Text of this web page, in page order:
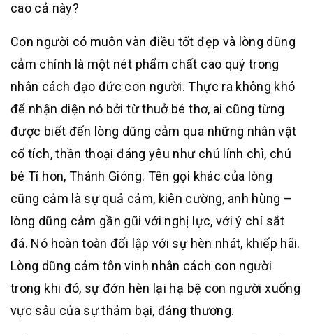
cao cả này?
Con người có muôn vàn điều tốt đẹp và lòng dũng
cảm chính là một nét phẩm chất cao quý trong
nhân cách đạo đức con người. Thực ra không khó
để nhận diện nó bởi từ thuở bé thơ, ai cũng từng
được biết đến lòng dũng cảm qua những nhân vật
cổ tích, thần thoại đáng yêu như chú lính chì, chú
bé Tí hon, Thánh Gióng. Tên gọi khác của lòng
cũng cảm là sự quả cảm, kiên cường, anh hùng –
lòng dũng cảm gần gũi với nghị lực, với ý chí sắt
đá. Nó hoàn toàn đối lập với sự hèn nhát, khiếp hãi.
Lòng dũng cảm tôn vinh nhân cách con người
trong khi đó, sự đớn hèn lại hạ bệ con người xuống
vực sâu của sự thảm bại, đáng thương.